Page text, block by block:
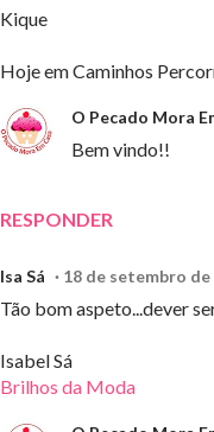
Kique
Hoje em Caminhos
RESPONDER
O Pecado Mora
Bem vindo!!
Isa Sá 18 de setembro de
Tão bom aspeto...dever
Isabel Sá
Brilhos da Moda